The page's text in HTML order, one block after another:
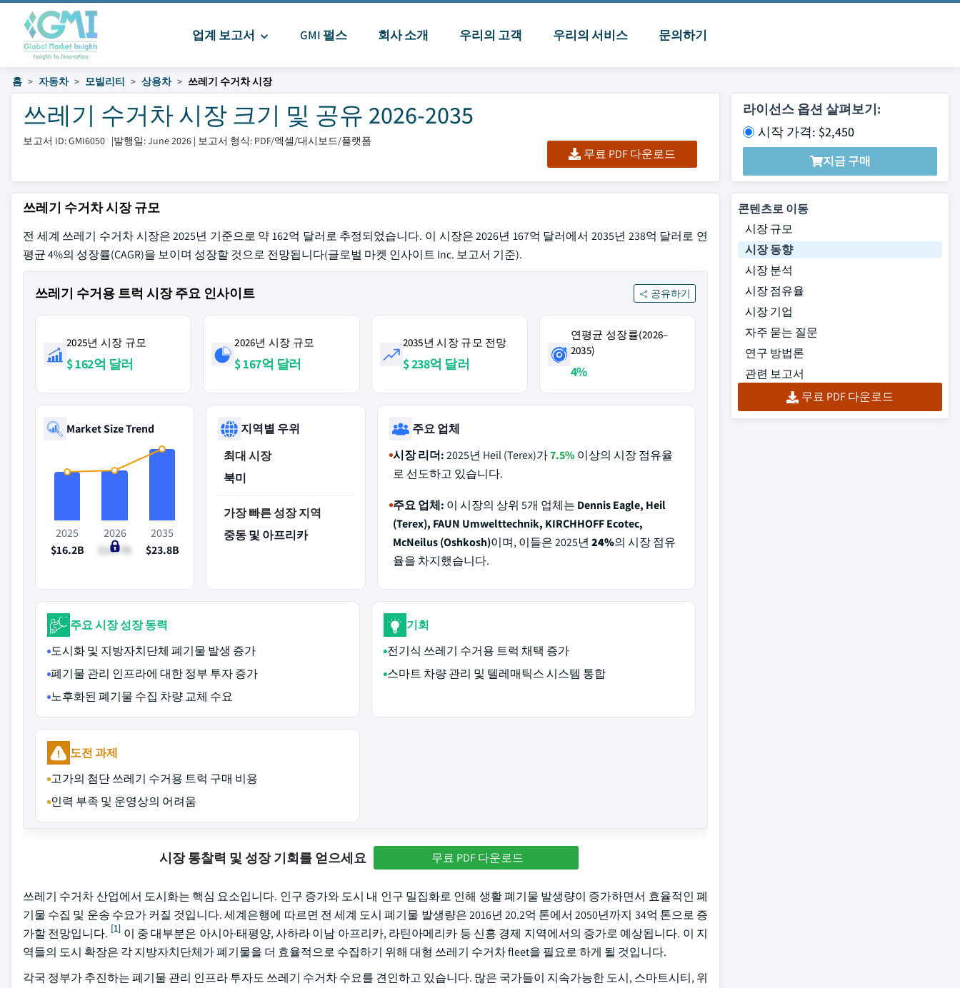
업계 보고서 GMI 펄스 회사 소개 우리의 고객 우리의 서비스 문의하기
홈 자동차 모빌리티 상용차 쓰레기 수거차 시장
쓰레기 수거차 시장 크기 및 공유 2026-2035
보고서 ID: GMI6050 |발행일: June 2026 | 보고서 형식: PDF/엑셀/대시보드/플랫폼
무료 PDF 다운로드
라이선스 옵션 살펴보기:
시작 가격: $2,450
지금 구매
쓰레기 수거차 시장 규모
전 세계 쓰레기 수거차 시장은 2025년 기준으로 약 162억 달러로 추정되었습니다. 이 시장은 2026년 167억 달러에서 2035년 238억 달러로 연
평균 4%의 성장률(CAGR)을 보이며 성장할 것으로 전망됩니다(글로벌 마켓 인사이트 Inc. 보고서 기준).
쓰레기 수거용 트럭 시장 주요 인사이트 공유하기
2025년 시장 규모
$ 162억 달러
2026년 시장 규모
$ 167억 달러
2035년 시장 규모 전망
$ 238억 달러
연평균 성장률(2026–
2035)
4%
Market Size Trend
2025
$16.2B
2026
$16.7B
2035
$23.8B
지역별 우위
최대 시장
북미
가장 빠른 성장 지역
중동 및 아프리카
주요 업체
시장 리더:2025년 Heil (Terex)가7.5% 이상의 시장 점유율
로 선도하고 있습니다.
주요 업체: 이 시장의 상위 5개 업체는 Dennis Eagle, Heil
(Terex), FAUN Umwelttechnik, KIRCHHOFF Ecotec,
McNeilus (Oshkosh)이며, 이들은 2025년 24%의 시장 점유
율을 차지했습니다.
주요 시장 성장 동력
도시화 및 지방자치단체 폐기물 발생 증가
폐기물 관리 인프라에 대한 정부 투자 증가
노후화된 폐기물 수집 차량 교체 수요
기회
전기식 쓰레기 수거용 트럭 채택 증가
스마트 차량 관리 및 텔레매틱스 시스템 통합
도전 과제
고가의 첨단 쓰레기 수거용 트럭 구매 비용
인력 부족 및 운영상의 어려움
시장 통찰력 및 성장 기회를 얻으세요 무료 PDF 다운로드
쓰레기 수거차 산업에서 도시화는 핵심 요소입니다. 인구 증가와 도시 내 인구 밀집화로 인해 생활 폐기물 발생량이 증가하면서 효율적인 폐
기물 수집 및 운송 수요가 커질 것입니다. 세계은행에 따르면 전 세계 도시 폐기물 발생량은 2016년 20.2억 톤에서 2050년까지 34억 톤으로 증
가할 전망입니다. [1] 이 중 대부분은 아시아·태평양, 사하라 이남 아프리카, 라틴아메리카 등 신흥 경제 지역에서의 증가로 예상됩니다. 이 지
역들의 도시 확장은 각 지방자치단체가 폐기물을 더 효율적으로 수집하기 위해 대형 쓰레기 수거차 fleet을 필요로 하게 될 것입니다.
각국 정부가 추진하는 폐기물 관리 인프라 투자도 쓰레기 수거차 수요를 견인하고 있습니다. 많은 국가들이 지속가능한 도시, 스마트시티, 위
콘텐츠로 이동
시장 규모
시장 동향
시장 분석
시장 점유율
시장 기업
자주 묻는 질문
연구 방법론
관련 보고서
무료 PDF 다운로드